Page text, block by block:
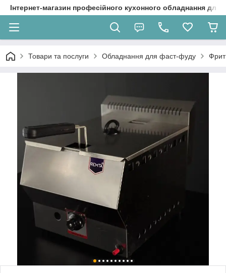
Інтернет-магазин професійного кухонного обладнання
Товари та послуги Обладнання для фаст-фуду